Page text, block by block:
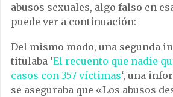
abusos sexuales, algo falso en
puede ver a continuación:
Del mismo modo, una segunda
titulaba ‘El recuento que nadie
casos con 357 víctimas‘, una
se aseguraba que «Los abusos